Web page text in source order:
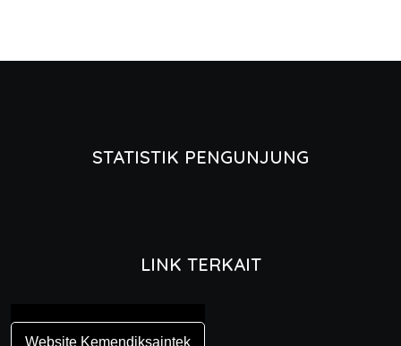
STATISTIK PENGUNJUNG
LINK TERKAIT
Website Kemendiksaintek